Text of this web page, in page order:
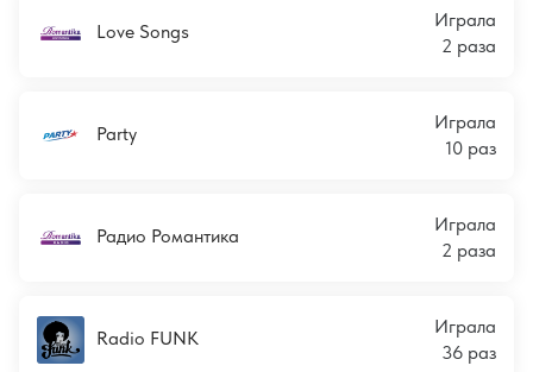
Love Songs
Играла
2 раза
Party
Играла
10 раз
Радио Романтика
Играла
2 раза
Radio FUNK
Играла
36 раз